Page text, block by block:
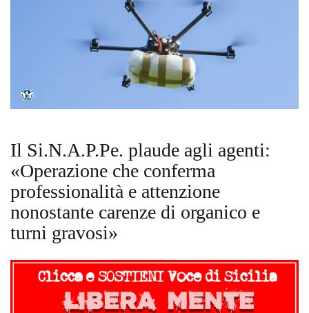
Il Si.N.A.P.Pe. plaude agli agenti:
«Operazione che conferma
professionalità e attenzione
nonostante carenze di organico e
turni gravosi»